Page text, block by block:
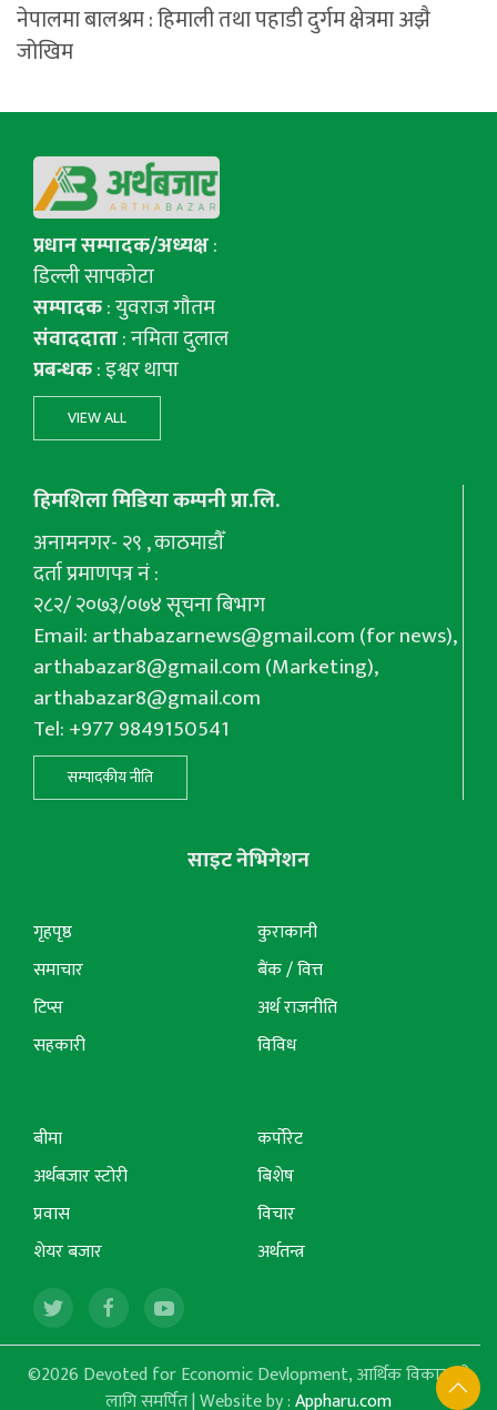
नेपालमा बालश्रम : हिमाली तथा पहाडी दुर्गम क्षेत्रमा अझै
जोखिम
प्रधान सम्पादक/अध्यक्ष:
डिल्ली सापकोटा
सम्पादक: युवराज गाैतम
संवाददाता: नमिता दुलाल
प्रबन्धक: इश्वर थापा
VIEW ALL
हिमशिला मिडिया कम्पनी प्रा.लि.
अनामनगर- २९ , काठमाडौँ
दर्ता प्रमाणपत्र नं :
२८२/ २०७३/०७४ सूचना बिभाग
Email:arthabazarnews@gmail.com(for news),
arthabazar8@gmail.com(Marketing),
arthabazar8@gmail.com
Tel: +977 9849150541
सम्पादकीय नीति
साइट नेभिगेशन
गृहपृष्ठ
समाचार
टिप्स
सहकारी
कुराकानी
बैंक / वित्त
अर्थ राजनीति
विविध
बीमा
अर्थबजार स्टोरी
प्रवास
शेयर बजार
कर्पोरेट
बिशेष
विचार
अर्थतन्त्र
©2026 Devoted for Economic Devlopment, आर्थिक विकासको
लागि समर्पित | Website by :Appharu.com